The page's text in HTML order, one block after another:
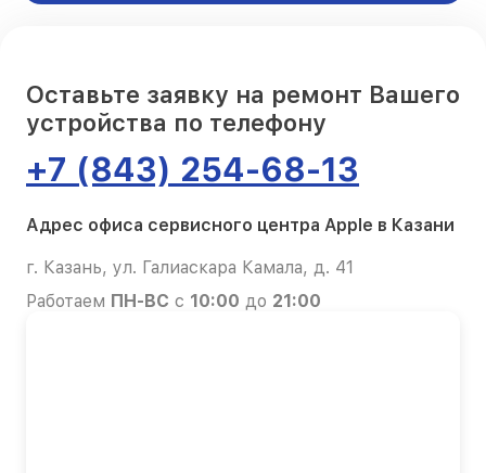
Оставьте заявку на ремонт Вашего
устройства по телефону
+7 (843) 254-68-13
Адрес офиса сервисного центра Apple в Казани
г. Казань, ул. Галиаскара Камала, д. 41
Работаем ПН-ВС с 10:00 до 21:00